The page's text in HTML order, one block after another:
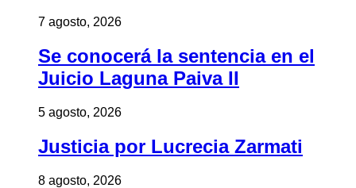
7 agosto, 2026
Se conocerá la sentencia en el
Juicio Laguna Paiva II
5 agosto, 2026
Justicia por Lucrecia Zarmati
8 agosto, 2026